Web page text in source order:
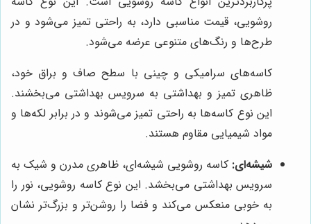
روشویی، قیمت مناسبی دارد، به راحتی تمیز می‌شود و در
طرح‌ها و رنگ‌های متنوعی عرضه می‌شود.
کاسه‌های سرامیکی و چینی با سطح صاف و براق خود،
ظاهری تمیز و بهداشتی به سرویس بهداشتی می‌بخشند.
این نوع کاسه‌ها به راحتی تمیز می‌شوند و در برابر لکه‌ها و
مواد شیمیایی مقاوم هستند.
شیشه‌ای: کاسه روشویی شیشه‌ای، ظاهری مدرن و شیک به
سرویس بهداشتی می‌بخشد. این نوع کاسه روشویی، نور را
به خوبی منعکس می‌کند و فضا را روشن‌تر و بزرگ‌تر نشان